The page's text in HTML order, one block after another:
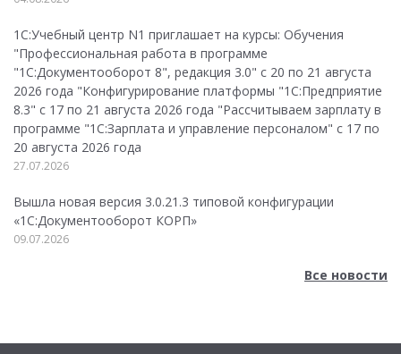
1С:Учебный центр N1 приглашает на курсы: Обучения
"Профессиональная работа в программе
"1С:Документооборот 8", редакция 3.0" с 20 по 21 августа
2026 года "Конфигурирование платформы "1С:Предприятие
8.3" с 17 по 21 августа 2026 года "Рассчитываем зарплату в
программе "1С:Зарплата и управление персоналом" с 17 по
20 августа 2026 года
27.07.2026
Вышла новая версия 3.0.21.3 типовой конфигурации
«1С:Документооборот КОРП»
09.07.2026
Все новости